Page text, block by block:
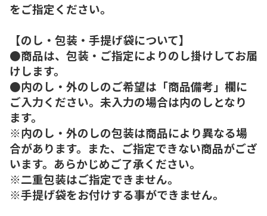
をご指定ください。
【のし・包装・手提げ袋について】
●商品は、包装・ご指定によりのし掛けしてお届
けします。
●内のし・外のしのご希望は「商品備考」欄に
ご入力ください。未入力の場合は内のしとなり
ます。
※内のし・外のしの包装は商品により異なる場
合があります。また、ご指定できない商品がござ
います。あらかじめご了承ください。
※二重包装はご指定できません。
※手提げ袋をお付けする事ができません。